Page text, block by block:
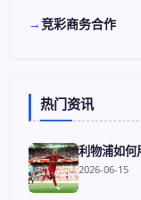
竞彩商务合作
热门资讯
利物浦如何
2026-06-15